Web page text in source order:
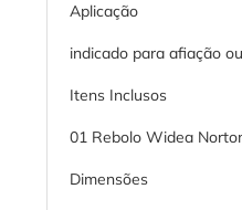
Aplicação
indicado para afiação
Itens Inclusos
01 Rebolo Widea
Dimensões